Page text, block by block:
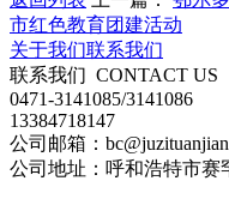
市红色教育团建活动
关于我们联系我们
联系我们 CONTACT US
0471-3141085/3141086
13384718147
公司邮箱：
公司地址：呼和浩特市赛